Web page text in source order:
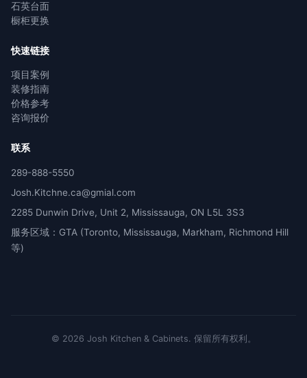
石英台面
橱柜更换
快速链接
项目案例
装修指南
价格参考
咨询报价
联系
289-888-5550
Josh.Kitchne.ca@gmial.com
2285 Dunwin Drive, Unit 2, Mississauga, ON L5L 3S3
服务区域：GTA (Toronto, Mississauga, Markham, Richmond Hill
等)
© 2026 Josh Kitchen & Cabinets. 保留所有权利。